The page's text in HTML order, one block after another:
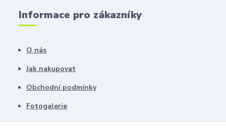
Informace pro zákazníky
O nás
Jak nakupovat
Obchodní podmínky
Fotogalerie
Kontakty